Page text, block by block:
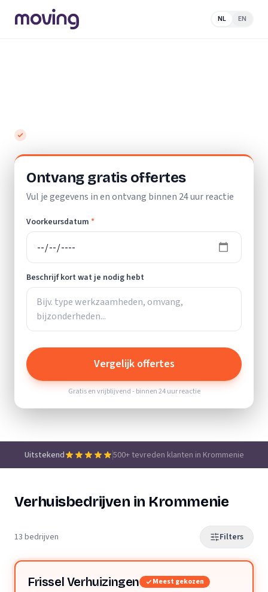
NL EN
Ontvang gratis offertes
Vul je gegevens in en ontvang binnen 24 uur reactie
Voorkeursdatum *
Beschrijf kort wat je nodig hebt
Vergelijk offertes
Gratis en vrijblijvend - binnen 24 uur reactie
Uitstekend 500+ tevreden klanten in Krommenie
Verhuisbedrijven in Krommenie
13 bedrijven Filters
Frissel Verhuizingen Meest gekozen